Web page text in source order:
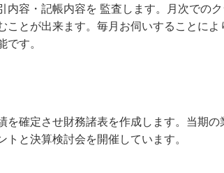
容・記帳内容を 監査します。月次での
とが出来ます。毎月お伺いすることによ
す。
確定させ財務諸表を作成します。当期の
と決算検討会を開催しています。